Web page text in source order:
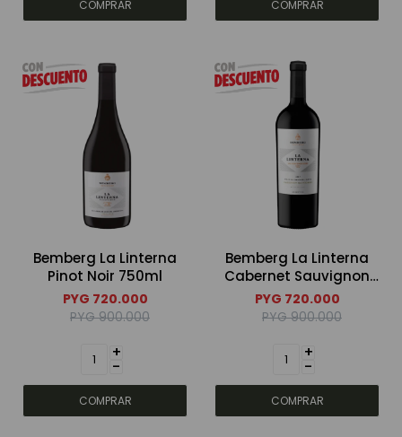
Bemberg La Linterna
Pinot Noir 750ml
PYG 720.000
PYG 900.000
+
-
Bemberg La Linterna
Cabernet Sauvignon
750ml
PYG 720.000
PYG 900.000
+
-